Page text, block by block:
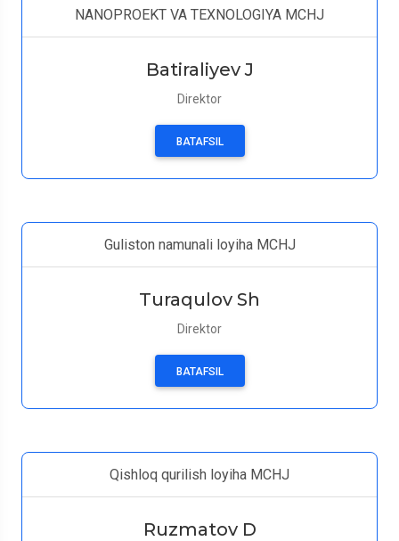
NANOPROEKT VA TEXNOLOGIYA MCHJ
Batiraliyev J
Direktor
BATAFSIL
Guliston namunali loyiha MCHJ
Turaqulov Sh
Direktor
BATAFSIL
Qishloq qurilish loyiha MCHJ
Ruzmatov D